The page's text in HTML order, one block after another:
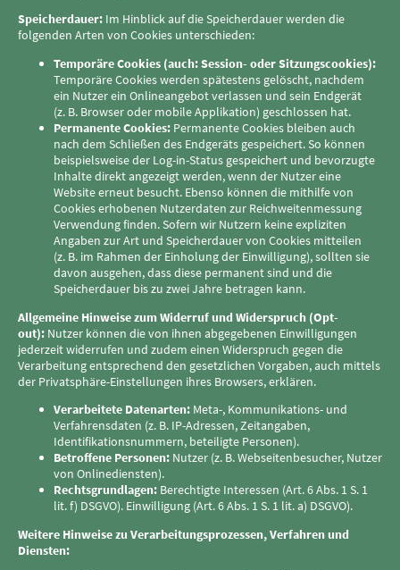
Speicherdauer: Im Hinblick auf die Speicherdauer werden die
folgenden Arten von Cookies unterschieden:
Temporäre Cookies (auch: Session- oder Sitzungscookies):
Temporäre Cookies werden spätestens gelöscht, nachdem
ein Nutzer ein Onlineangebot verlassen und sein Endgerät
(z. B. Browser oder mobile Applikation) geschlossen hat.
Permanente Cookies: Permanente Cookies bleiben auch
nach dem Schließen des Endgeräts gespeichert. So können
beispielsweise der Log-in-Status gespeichert und bevorzugte
Inhalte direkt angezeigt werden, wenn der Nutzer eine
Website erneut besucht. Ebenso können die mithilfe von
Cookies erhobenen Nutzerdaten zur Reichweitenmessung
Verwendung finden. Sofern wir Nutzern keine expliziten
Angaben zur Art und Speicherdauer von Cookies mitteilen
(z. B. im Rahmen der Einholung der Einwilligung), sollten sie
davon ausgehen, dass diese permanent sind und die
Speicherdauer bis zu zwei Jahre betragen kann.
Allgemeine Hinweise zum Widerruf und Widerspruch (Opt-
out): Nutzer können die von ihnen abgegebenen Einwilligungen
jederzeit widerrufen und zudem einen Widerspruch gegen die
Verarbeitung entsprechend den gesetzlichen Vorgaben, auch mittels
der Privatsphäre-Einstellungen ihres Browsers, erklären.
Verarbeitete Datenarten: Meta-, Kommunikations- und
Verfahrensdaten (z. B. IP-Adressen, Zeitangaben,
Identifikationsnummern, beteiligte Personen).
Betroffene Personen: Nutzer (z. B. Webseitenbesucher, Nutzer
von Onlinediensten).
Rechtsgrundlagen: Berechtigte Interessen (Art. 6 Abs. 1 S. 1
lit. f) DSGVO). Einwilligung (Art. 6 Abs. 1 S. 1 lit. a) DSGVO).
Weitere Hinweise zu Verarbeitungsprozessen, Verfahren und
Diensten: